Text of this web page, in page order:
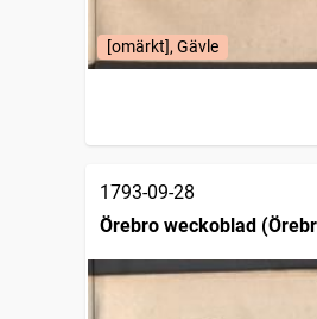
[omärkt], Gävle
1793-09-28
Örebro weckoblad